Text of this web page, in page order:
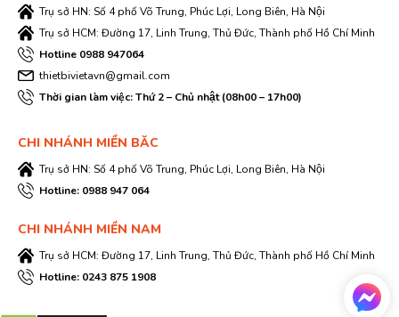
Trụ sở HN: Số 4 phố Võ Trung, Phúc Lợi, Long Biên, Hà Nội
Trụ sở HCM: Đường 17, Linh Trung, Thủ Đức, Thành phố Hồ Chí Minh
Hotline 0988 947064
thietbivietavn@gmail.com
Thời gian làm việc: Thứ 2 – Chủ nhật (08h00 – 17h00)
CHI NHÁNH MIỀN BĂC
Trụ sở HN: Số 4 phố Võ Trung, Phúc Lợi, Long Biên, Hà Nội
Hotline: 0988 947 064
CHI NHÁNH MIỀN NAM
Trụ sở HCM: Đường 17, Linh Trung, Thủ Đức, Thành phố Hồ Chí Minh
Hotline: 0243 875 1908